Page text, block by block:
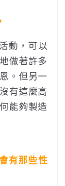
動，可以
做著許多
。但另一
有這麼高
能夠製造
有那些性